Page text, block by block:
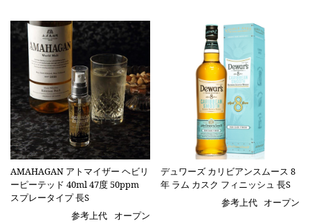
AMAHAGAN アトマイザー ヘビリ
ーピーテッド 40ml 47度 50ppm
スプレータイプ 長S
参考上代
オープン
デュワーズ カリビアンスムース 8
年 ラム カスク フィニッシュ 長S
参考上代 オープン